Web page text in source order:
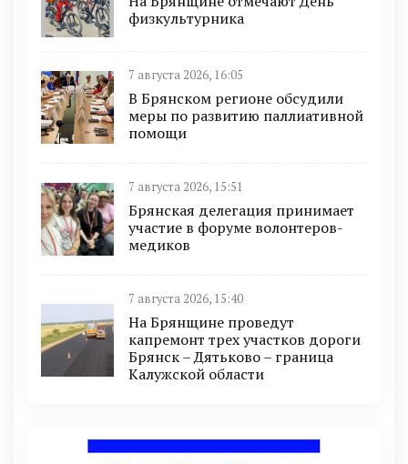
физкультурника
7 августа 2026, 16:05
В Брянском регионе обсудили
меры по развитию паллиативной
помощи
7 августа 2026, 15:51
Брянская делегация принимает
участие в форуме волонтеров-
медиков
7 августа 2026, 15:40
На Брянщине проведут
капремонт трех участков дороги
Брянск – Дятьково – граница
Калужской области